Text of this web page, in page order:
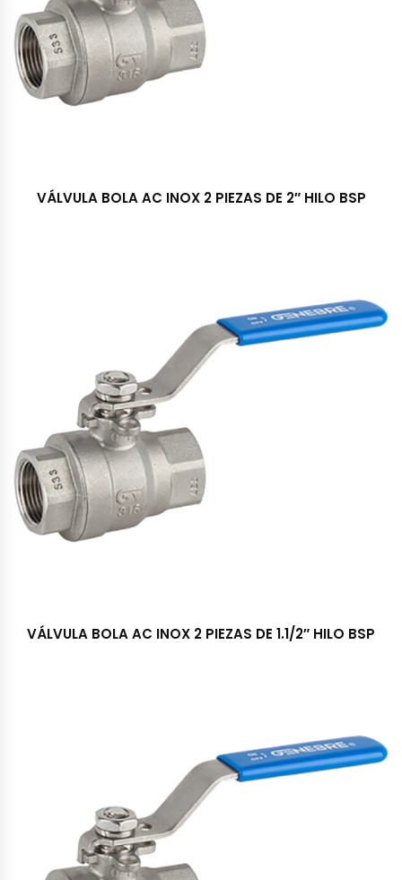
VÁLVULA BOLA AC INOX 2 PIEZAS DE 2″ HILO BSP
VÁLVULA BOLA AC INOX 2 PIEZAS DE 1.1/2″ HILO BSP